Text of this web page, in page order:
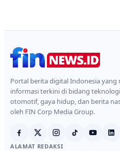
Portal berita digital Indonesia yang
informasi terkini di bidang
otomotif, gaya hidup, dan berita
oleh FIN Corp Media Group.
ALAMAT REDAKSI